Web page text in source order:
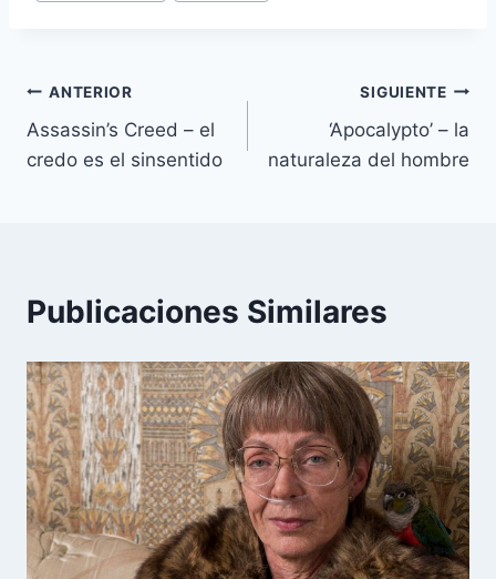
Navegación
de
ANTERIOR
Assassin’s Creed – el
credo es el sinsentido
SIGUIENTE
‘Apocalypto’ – la
naturaleza del hombre
Publicaciones Similares